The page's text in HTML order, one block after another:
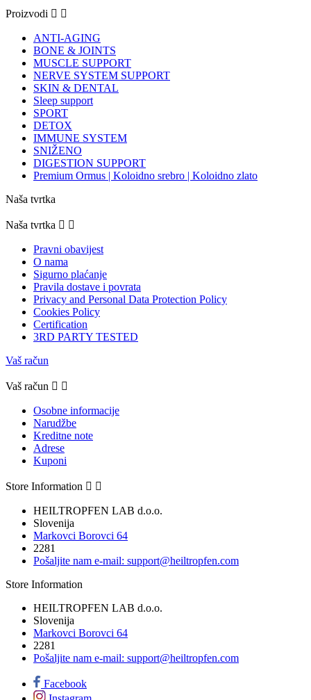
Proizvodi  
ANTI-AGING
BONE & JOINTS
MUSCLE SUPPORT
NERVE SYSTEM SUPPORT
SKIN & DENTAL
Sleep support
SPORT
DETOX
IMMUNE SYSTEM
SNIŽENO
DIGESTION SUPPORT
Premium Ormus | Koloidno srebro | Koloidno zlato
Naša tvrtka
Naša tvrtka  
Pravni obavijest
O nama
Sigurno plaćanje
Pravila dostave i povrata
Privacy and Personal Data Protection Policy
Cookies Policy
Certification
3RD PARTY TESTED
Vaš račun
Vaš račun  
Osobne informacije
Narudžbe
Kreditne note
Adrese
Kuponi
Store Information  
HEILTROPFEN LAB d.o.o.
Slovenija
Markovci Borovci 64
2281
Pošaljite nam e-mail: support@heiltropfen.com
Store Information
HEILTROPFEN LAB d.o.o.
Slovenija
Markovci Borovci 64
2281
Pošaljite nam e-mail: support@heiltropfen.com
Facebook